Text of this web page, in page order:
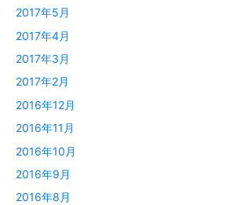
2017年5月
2017年4月
2017年3月
2017年2月
2016年12月
2016年11月
2016年10月
2016年9月
2016年8月